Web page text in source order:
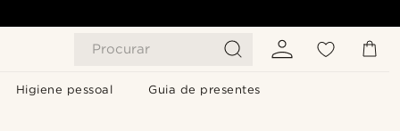
Procurar
Higiene pessoal Guia de presentes